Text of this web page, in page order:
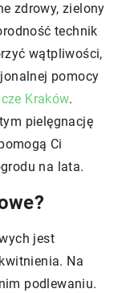
zdrowy, zielony
technik
wątpliwości,
pomocy
Kraków.
pielęgnację
Ci
na lata.
jest
Na
podlewaniu.